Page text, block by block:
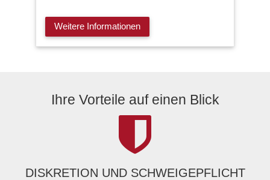
Weitere Informationen
Ihre Vorteile auf einen Blick
DISKRETION UND SCHWEIGEPFLICHT